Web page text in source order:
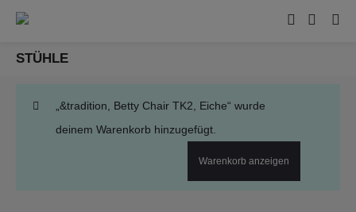
STÜHLE
„&tradition, Betty Chair TK2, Eiche“ wurde
deinem Warenkorb hinzugefügt.
Warenkorb anzeigen